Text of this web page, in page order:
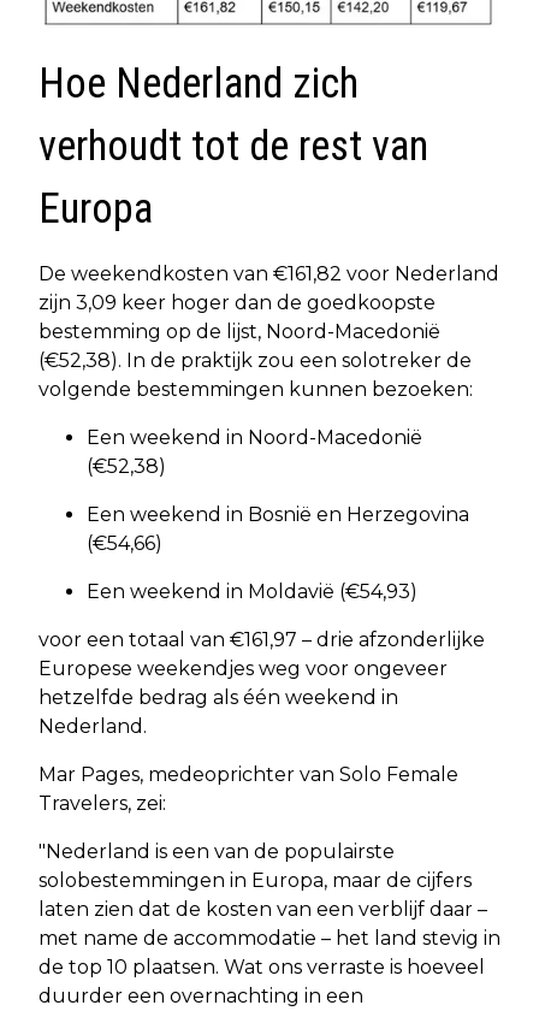
Hoe Nederland zich
verhoudt tot de rest van
Europa
De weekendkosten van €161,82 voor Nederland
zijn 3,09 keer hoger dan de goedkoopste
bestemming op de lijst, Noord-Macedonië
(€52,38). In de praktijk zou een solotreker de
volgende bestemmingen kunnen bezoeken:
Een weekend in Noord-Macedonië
(€52,38)
Een weekend in Bosnië en Herzegovina
(€54,66)
Een weekend in Moldavië (€54,93)
voor een totaal van €161,97 – drie afzonderlijke
Europese weekendjes weg voor ongeveer
hetzelfde bedrag als één weekend in
Nederland.
Mar Pages, medeoprichter van Solo Female
Travelers, zei:
"Nederland is een van de populairste
solobestemmingen in Europa, maar de cijfers
laten zien dat de kosten van een verblijf daar –
met name de accommodatie – het land stevig in
de top 10 plaatsen. Wat ons verraste is hoeveel
duurder een overnachting in een